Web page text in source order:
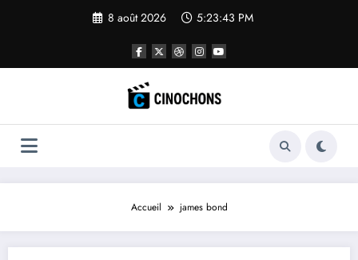
8 août 2026 5:23:44 PM
Accueil james bond